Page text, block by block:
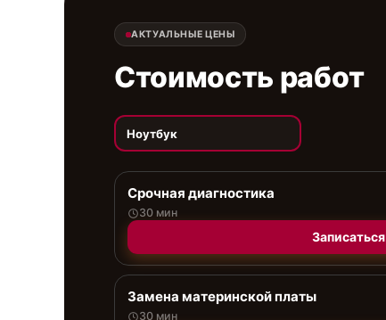
АКТУАЛЬНЫЕ ЦЕНЫ
Стоимость работ
Ноутбук
Срочная диагностика
30 мин
Записаться
Замена материнской платы
30 мин